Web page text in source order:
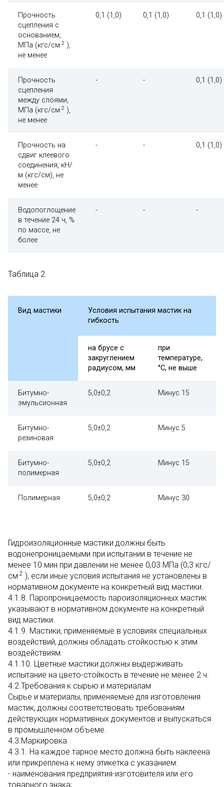
Прочность
сцепления с
основанием,
МПа (кгс/см 2 ),
не менее
0,1 (1,0) 0,1 (1,0) 0,1 (1,0)
Прочность
сцепления
между слоями,
МПа (кгс/см 2 ),
не менее
- - 0,1 (1,0)
Прочность на
сдвиг клеевого
соединения, кН/
м (кгс/см), не
менее
- - 0,1 (1,0)
Водопоглощение
в течение 24 ч, %
по массе, не
более
- - -
Таблица 2
Вид мастики
Условия испытания мастик на
гибкость
на брусе с
закруглением
радиусом, мм
при
температуре,
°С, не выше
Битумно-
эмульсионная
5,0±0,2 Минус 15
Битумно-
резиновая
5,0±0,2 Минус 5
Битумно-
полимерная
5,0±0,2 Минус 15
Полимерная 5,0±0,2 Минус 30
Гидроизоляционные мастики должны быть
водонепроницаемыми при испытании в течение не
менее 10 мин при давлении не менее 0,03 МПа (0,3 кгс/
см 2 ), если иные условия испытания не установлены в
нормативном документе на конкретный вид мастики.
4.1.8. Паропроницаемость пароизоляционных мастик
указывают в нормативном документе на конкретный
вид мастики.
4.1.9. Мастики, применяемые в условиях специальных
воздействий, должны обладать стойкостью к этим
воздействиям.
4.1.10. Цветные мастики должны выдерживать
испытание на цвето-стойкость в течение не менее 2 ч.
4.2.Требования к сырью и материалам
Сырье и материалы, применяемые для изготовления
мастик, должны соответствовать требованиям
действующих нормативных документов и выпускаться
в промышленном объеме.
4.3.Маркировка
4.3.1. На каждое тарное место должна быть наклеена
или прикреплена к нему этикетка с указанием:
- наименования предприятия-изготовителя или его
товарного знака;